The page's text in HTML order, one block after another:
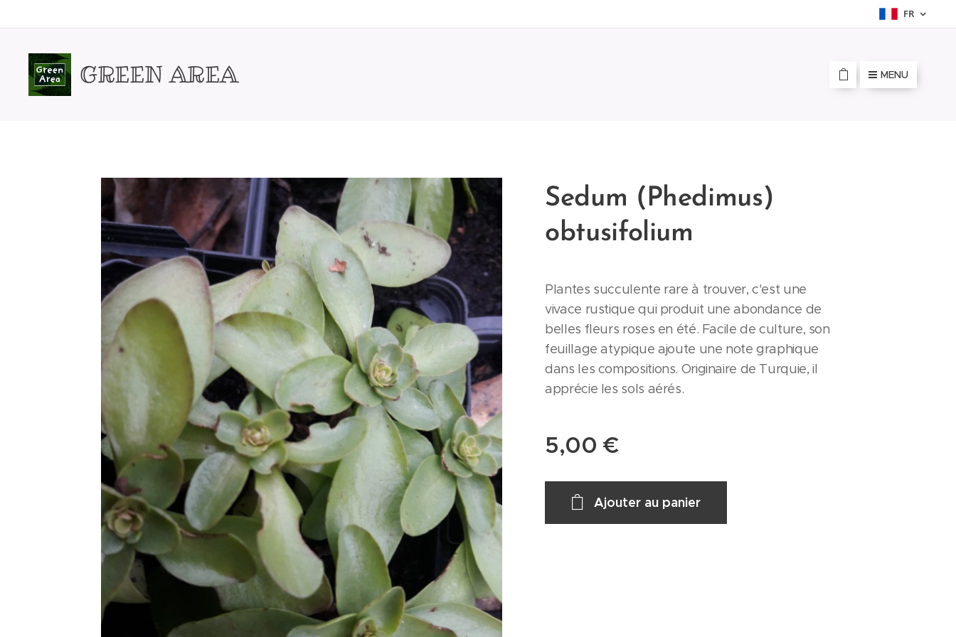
FR
GREEN AREA MENU
Sedum (Phedimus)
obtusifolium
Plantes succulente rare à trouver, c'est une
vivace rustique qui produit une abondance de
belles fleurs roses en été. Facile de culture, son
feuillage atypique ajoute une note graphique
dans les compositions. Originaire de Turquie, il
apprécie les sols aérés.
5,00 €
Ajouter au panier